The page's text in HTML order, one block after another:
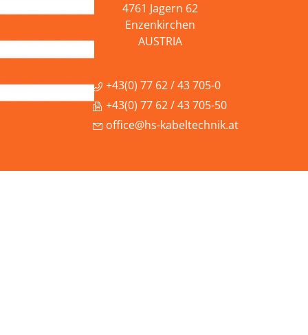
4761 Jagern 62
Enzenkirchen
AUSTRIA
+43(0) 77 62 / 43 705-0
+43(0) 77 62 / 43 705-50
office@hs-kabeltechnik.at